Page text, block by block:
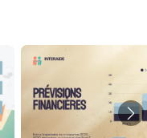
ludzi, którzy
dla
się InterAide.
umożliwia
spacery,